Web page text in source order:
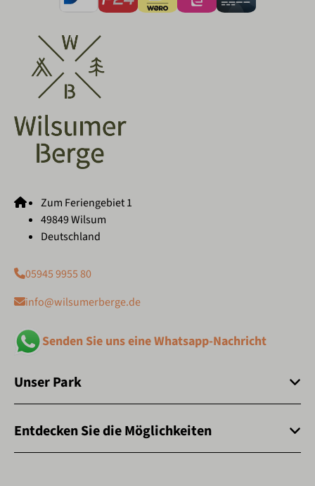
Zum Feriengebiet 1
49849 Wilsum
Deutschland
05945 9955 80
info@wilsumerberge.de
Senden Sie uns eine Whatsapp-Nachricht
Unser Park
Entdecken Sie die Möglichkeiten